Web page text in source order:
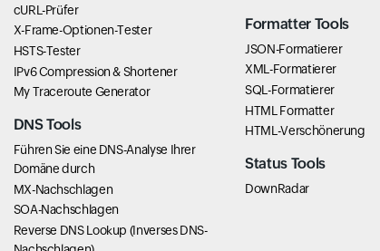
cURL-Prüfer
X-Frame-Optionen-Tester
HSTS-Tester
IPv6 Compression & Shortener
My Traceroute Generator
DNS Tools
Führen Sie eine DNS-Analyse Ihrer
Domäne durch
MX-Nachschlagen
SOA-Nachschlagen
Reverse DNS Lookup (Inverses DNS-
Formatter Tools
JSON-Formatierer
XML-Formatierer
SQL-Formatierer
HTML Formatter
HTML-Verschönerung
Status Tools
DownRadar